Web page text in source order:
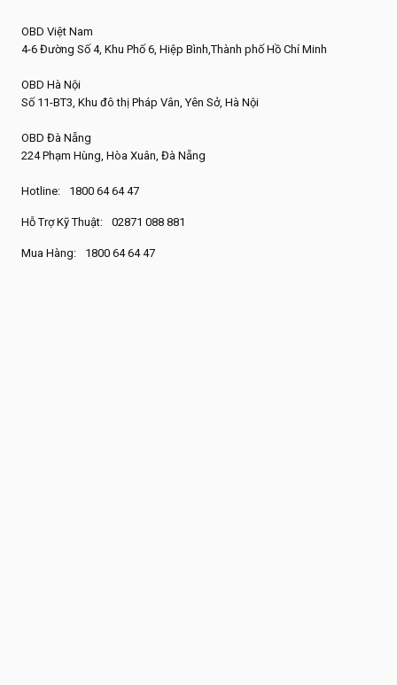
OBD Việt Nam
4-6 Đường Số 4, Khu Phố 6, Hiệp Bình,Thành phố Hồ Chí Minh
OBD Hà Nội
Số 11-BT3, Khu đô thị Pháp Vân, Yên Sở, Hà Nội
OBD Đà Nẵng
224 Phạm Hùng, Hòa Xuân, Đà Nẵng
Hotline: 1800 64 64 47
Hỗ Trợ Kỹ Thuật: 02871 088 881
Mua Hàng: 1800 64 64 47